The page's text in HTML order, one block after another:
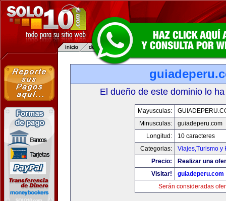
El dueño de este dominio lo
Mayusculas:
Minusculas:
guiadeperu.com
Longitud:
10 caracteres
Categorias:
Viajes,Turismo y
Precio:
Realizar una
Visitar!
guiadeperu.com
Serán consideradas